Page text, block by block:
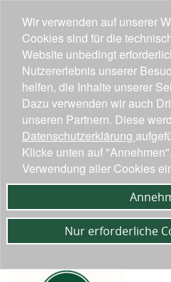
Wir verwenden auf unserer
Cookies sind für die
Website unbedingt
Nutzererlebnis unserer
helfen, die Inhalte unserer
Dazu verwenden wir auch
unseren Partnern. Diese
Datenschutzerklärung
Klicke unten auf
Verwendung aller Cookies
Nur erforderliche